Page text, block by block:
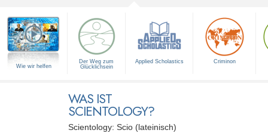
Wie wir helfen
Der Weg zum
Glücklichsein
Applied Scholastics Criminon
WAS IST
SCIENTOLOGY?
Scientology: Scio (lateinisch)